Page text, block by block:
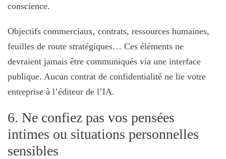
conscience.
Objectifs commerciaux, contrats, ressources humaines,
feuilles de route stratégiques… Ces éléments ne
devraient jamais être communiqués via une interface
publique. Aucun contrat de confidentialité ne lie votre
entreprise à l’éditeur de l’IA.
6. Ne confiez pas vos pensées
intimes ou situations personnelles
sensibles